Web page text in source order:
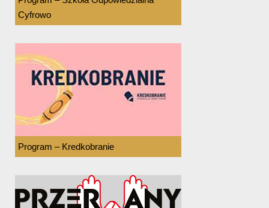
Cyfrowo
Program – Kredkobranie